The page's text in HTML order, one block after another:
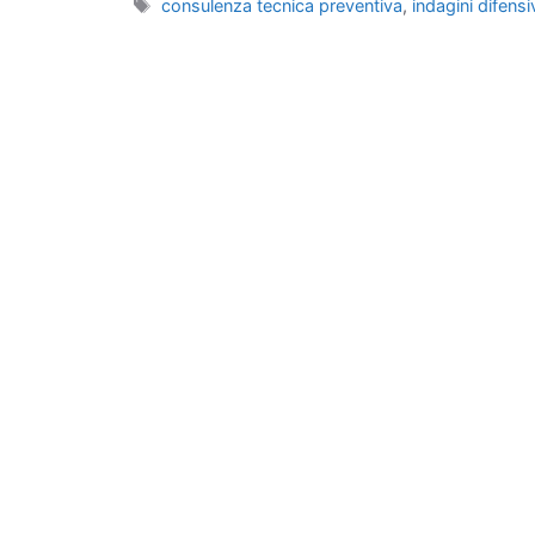
Tag
consulenza tecnica preventiva, indagini